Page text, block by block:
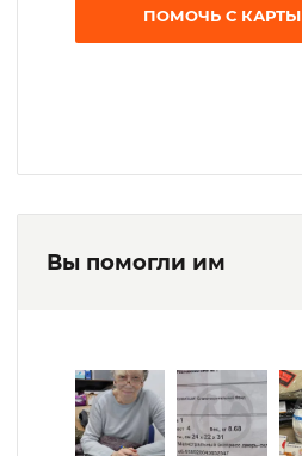
ПОМОЧЬ С КАРТЫ
Вы помогли им